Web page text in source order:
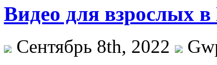
Видео для взрослых
Сентябрь 8th, 2022